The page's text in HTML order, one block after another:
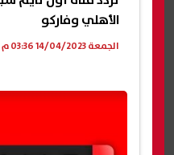
الأهلي وفاركو
الجمعة 14/04/2023 03:36 م